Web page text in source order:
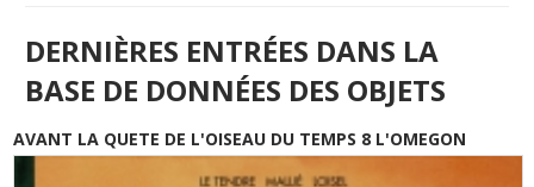
DERNIÈRES ENTRÉES DANS LA
BASE DE DONNÉES DES OBJETS
AVANT LA QUETE DE L'OISEAU DU TEMPS 8 L'OMEGON